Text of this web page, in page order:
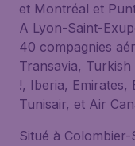
et Montréal et
A Lyon-Saint-
40 compagnies
Transavia,
!, Iberia,
Tunisair, et Air
Situé à